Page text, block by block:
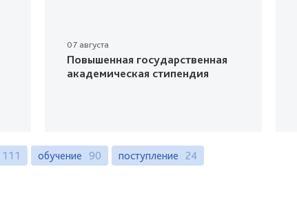
07 августа
Повышенная государственная
академическая стипендия
111 обучение 90 поступление 24